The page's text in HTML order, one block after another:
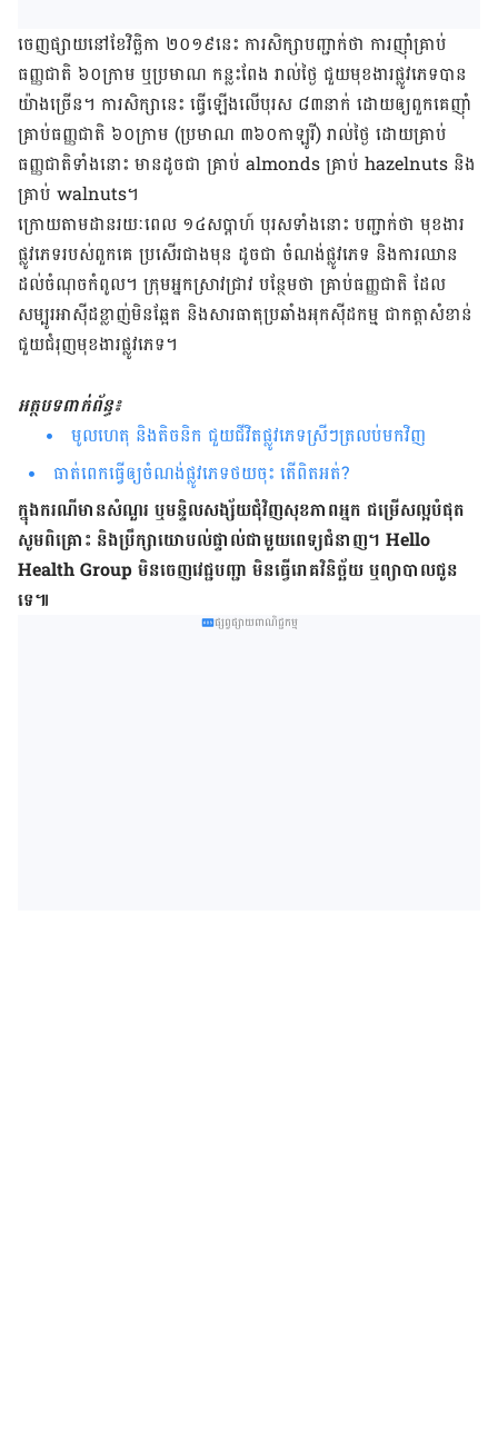
ចេញផ្សាយ​នៅខែ​វិច្ឆិកា ២០១៩​នេះ ការសិក្សា​បញ្ជាក់​ថា ការញ៉ាំ​គ្រាប់
ធញ្ញជាតិ ៦០​ក្រាម ឬ​ប្រមាណ កន្លះពែង រាល់ថ្ងៃ ជួយ​មុខងារ​ផ្លូវភេទ​បាន​
យ៉ាងច្រើន។ ការសិក្សានេះ ធ្វើឡើង​លើ​បុរស ៨៣​នាក់ ដោយ​ឲ្យ​ពួកគេ​ញ៉ាំ​
គ្រាប់ធញ្ញជាតិ ៦០​ក្រាម (ប្រមាណ ៣៦០​កាឡូរី) រាល់ថ្ងៃ ដោយ​គ្រាប់
ធញ្ញជាតិ​ទាំងនោះ មាន​ដូចជា​ គ្រាប់ almonds គ្រាប់ hazelnuts និង​
គ្រាប់ walnuts។
ក្រោយ​តាមដាន​រយៈពេល ១៤​សប្ដាហ៍ បុរស​ទាំងនោះ បញ្ជាក់​ថា មុខងារ​
ផ្លូវភេទ​របស់​ពួកគេ ប្រសើរ​ជាងមុន ដូចជា ចំណង់ផ្លូវភេទ និង​ការឈាន
ដល់​ចំណុច​កំពូល។ ក្រុមអ្នកស្រាវជ្រាវ បន្ថែមថា គ្រាប់ធញ្ញជាតិ ដែល​
សម្បូរ​អាស៊ីដខ្លាញ់​មិនឆ្អែត និង​សារធាតុប្រឆាំង​អុកស៊ីដកម្ម ជាកត្ដា​សំខាន់
ជួយ​ជំរុញ​មុខងារ​ផ្លូវភេទ។
អត្ថបទពាក់ព័ន្ធ៖
មូលហេតុ និងតិចនិក ជួយជីវិតផ្លូវភេទស្រីៗត្រលប់មកវិញ
ធាត់ពេកធ្វើឲ្យចំណង់ផ្លូវភេទថយចុះ តើពិតអត់?
ក្នុង​ករណី​មាន​សំណួរ ឬ​មន្ទិលសង្ស័យ​ជុំវិញ​សុខភាព​អ្នក ជម្រើស​ល្អ​បំផុត
សូម​ពិគ្រោះ និង​ប្រឹក្សា​យោបល់​ផ្ទាល់​ជាមួយ​ពេទ្យ​ជំនាញ។ Hello
Health Group មិន​ចេញ​វេជ្ជបញ្ជា មិន​ធ្វើ​រោគវិនិច្ឆ័យ ឬ​ព្យាបាល​ជូន​
ទេ៕
ផ្សព្វផ្សាយពាណិជ្ជកម្ម